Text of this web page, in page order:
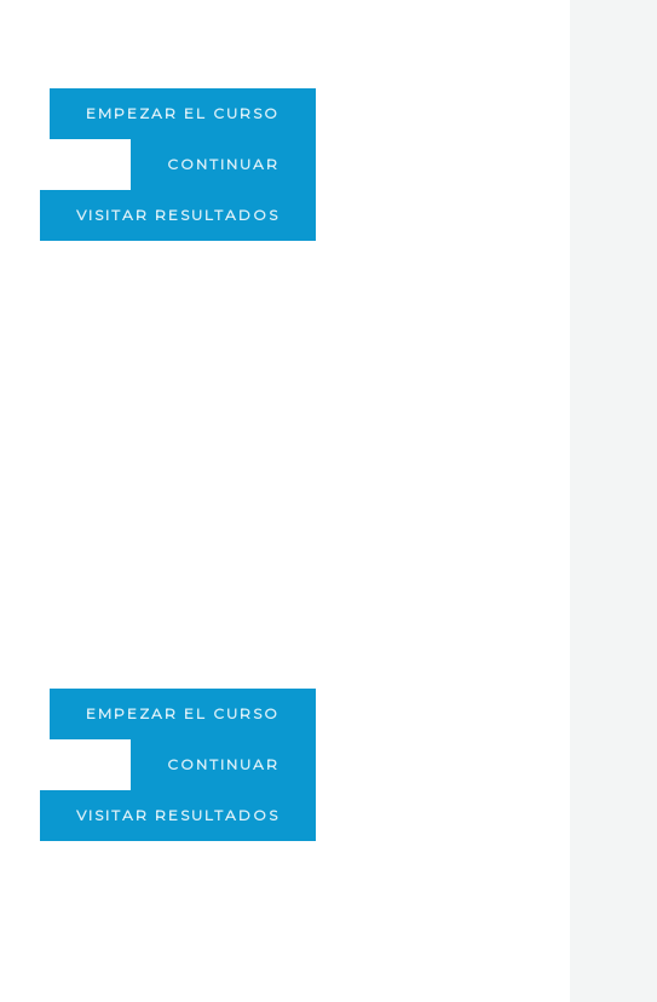
EMPEZAR EL CURSO
CONTINUAR
VISITAR RESULTADOS
EMPEZAR EL CURSO
CONTINUAR
VISITAR RESULTADOS